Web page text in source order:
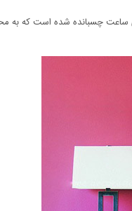
چسبانده شده است که به